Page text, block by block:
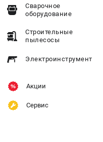
Сварочное
оборудование
Строительные
пылесосы
Электроинструмент
Акции
Сервис